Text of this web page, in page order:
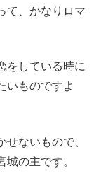
て、かなりロマ
をしている時に
いものですよ
ないもので、
の主です。